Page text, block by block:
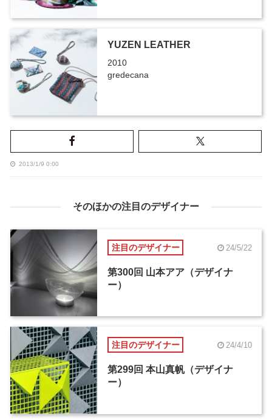
YUZEN LEATHER
2010
gredecana
2013/1/9 0:00
そのほかの注目のデザイナー
注目のデザイナー 24/5/22
第300回 山本アア（デザイナ
ー）
注目のデザイナー 24/4/10
第299回 本山真帆（デザイナ
ー）